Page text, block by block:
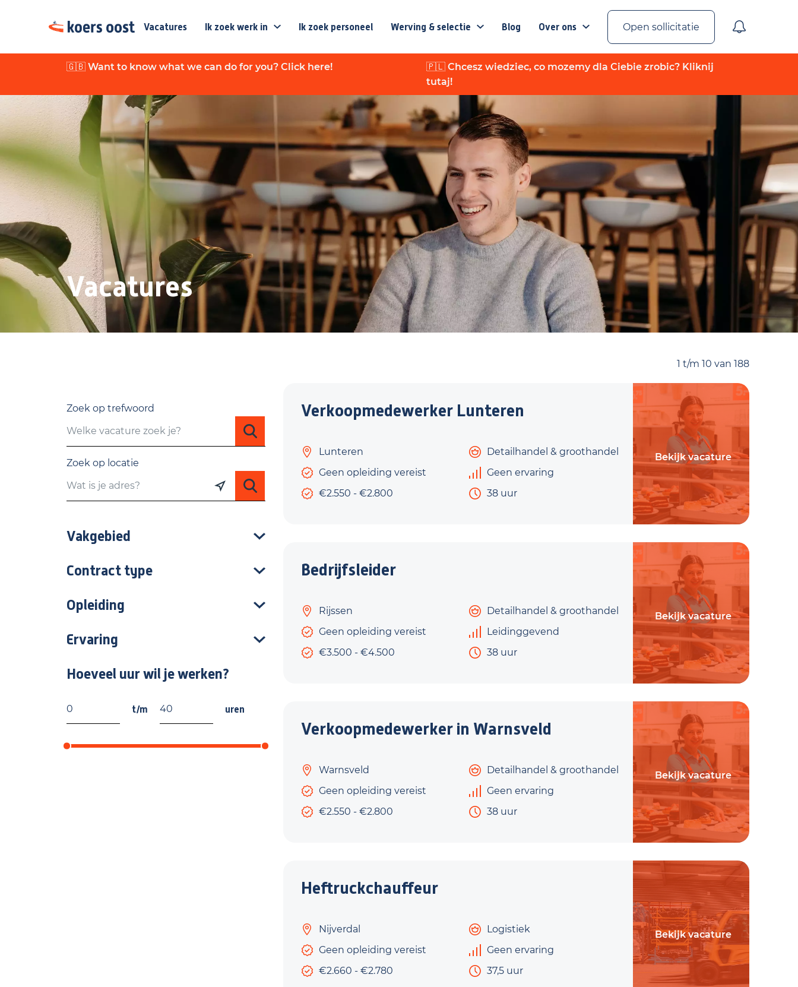
Vacatures Ik zoek werk in Ik zoek personeel Werving & selectie Blog Over ons Open sollicitatie
🇬🇧 Want to know what we can do for you? Click here!
🇵🇱 Chcesz wiedziec, co mozemy dla Ciebie zrobic? Kliknij
tutaj!
Vacatures
Zoek op trefwoord
Zoek op locatie
Vakgebied
Contract type
Opleiding
Ervaring
Hoeveel uur wil je werken?
t/m uren
1 t/m 10 van 188
Verkoopmedewerker Lunteren
Lunteren
Detailhandel & groothandel
Geen opleiding vereist
Geen ervaring
€2.550 - €2.800
38 uur
Bekijk vacature
Bedrijfsleider
Rijssen
Detailhandel & groothandel
Geen opleiding vereist
Leidinggevend
€3.500 - €4.500
38 uur
Bekijk vacature
Verkoopmedewerker in Warnsveld
Warnsveld
Detailhandel & groothandel
Geen opleiding vereist
Geen ervaring
€2.550 - €2.800
38 uur
Bekijk vacature
Heftruckchauffeur
Nijverdal
Logistiek
Geen opleiding vereist
Geen ervaring
€2.660 - €2.780
37,5 uur
Bekijk vacature